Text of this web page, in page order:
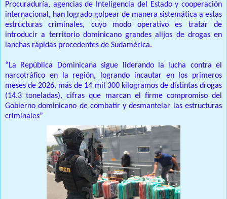
Procuraduría, agencias de Inteligencia del Estado y cooperación
internacional, han logrado golpear de manera sistemática a estas
estructuras criminales, cuyo modo operativo es tratar de
introducir a territorio dominicano grandes alijos de drogas en
lanchas rápidas procedentes de Sudamérica.
“La República Dominicana sigue liderando la lucha contra el
narcotráfico en la región, logrando incautar en los primeros
meses de 2026, más de 14 mil 300 kilogramos de distintas drogas
(14.3 toneladas), cifras que marcan el firme compromiso del
Gobierno dominicano de combatir y desmantelar las estructuras
criminales”